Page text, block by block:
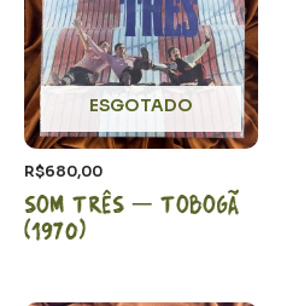
ESGOTADO
R$680,00
Som Três – Tobogã
(1970)